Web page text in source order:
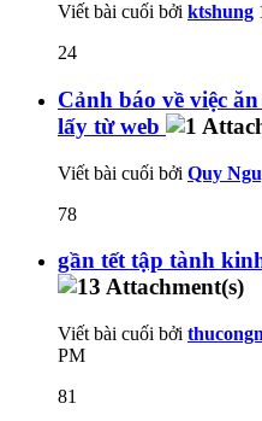
Viết bài cuối bởi ktshung
24
Cảnh báo về việc
lấy từ web
Viết bài cuối bởi Quy
78
gần tết tập tành
Viết bài cuối bởi
PM
81